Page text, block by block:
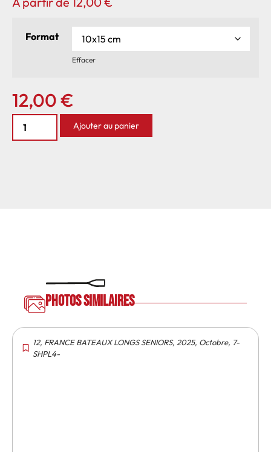
Format
Effacer
12,00€
Ajouter au panier
Photos similaires
12, FRANCE BATEAUX LONGS SENIORS, 2025, Octobre, 7-
SHPL4-